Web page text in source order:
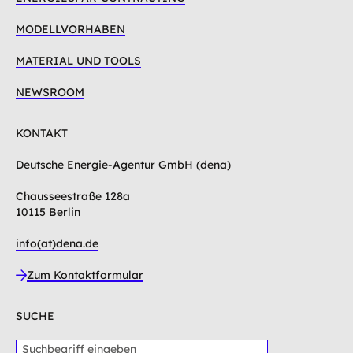
MODELLVORHABEN
MATERIAL UND TOOLS
NEWSROOM
KONTAKT
Deutsche Energie-Agentur GmbH (dena)
Chausseestraße 128a
10115 Berlin
info(at)dena.de
Zum Kontaktformular
SUCHE